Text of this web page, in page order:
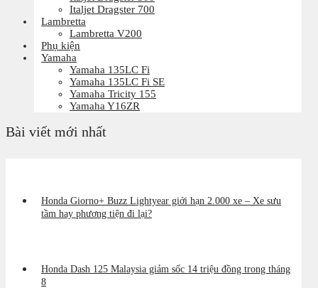
Italjet Dragster 700
Lambretta
Lambretta V200
Phụ kiện
Yamaha
Yamaha 135LC Fi
Yamaha 135LC Fi SE
Yamaha Tricity 155
Yamaha Y16ZR
Bài viết mới nhất
Honda Giorno+ Buzz Lightyear giới hạn 2.000 xe – Xe sưu
tầm hay phương tiện đi lại?
Honda Dash 125 Malaysia giảm sốc 14 triệu đồng trong tháng
8